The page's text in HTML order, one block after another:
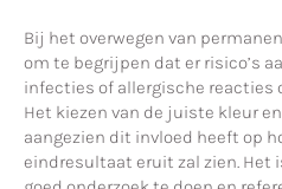
Bij het overwegen van
om te begrijpen dat er risico’s
infecties of allergische reacties
Het kiezen van de juiste kleur
aangezien dit invloed heeft op
eindresultaat eruit zal zien. Het